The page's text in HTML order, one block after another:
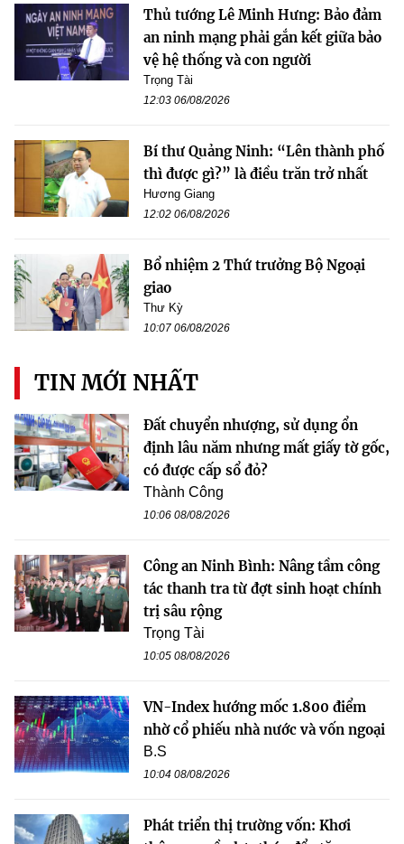
Thủ tướng Lê Minh Hưng: Bảo đảm
an ninh mạng phải gắn kết giữa bảo
vệ hệ thống và con người
Trọng Tài
12:03 06/08/2026
Bí thư Quảng Ninh: “Lên thành phố
thì được gì?” là điều trăn trở nhất
Hương Giang
12:02 06/08/2026
Bổ nhiệm 2 Thứ trưởng Bộ Ngoại
giao
Thư Kỳ
10:07 06/08/2026
TIN MỚI NHẤT
Đất chuyển nhượng, sử dụng ổn
định lâu năm nhưng mất giấy tờ gốc,
có được cấp sổ đỏ?
Thành Công
10:06 08/08/2026
Công an Ninh Bình: Nâng tầm công
tác thanh tra từ đợt sinh hoạt chính
trị sâu rộng
Trọng Tài
10:05 08/08/2026
VN-Index hướng mốc 1.800 điểm
nhờ cổ phiếu nhà nước và vốn ngoại
B.S
10:04 08/08/2026
Phát triển thị trường vốn: Khơi